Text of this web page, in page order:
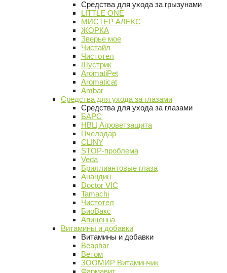
Средства для ухода за грызунами
LITTLE ONE
МИСТЕР АЛЕКС
ЖОРКА
Зверье мое
Чистайл
Чистотел
Шустрик
AromatiPet
Aromaticat
Ambar
Средства для ухода за глазами
Средства для ухода за глазами
БАРС
НВЦ Агроветзащита
Пчелодар
CLINY
STOP-проблема
Veda
Бриллиантовые глаза
Анандин
Doctor VIC
Tamachi
Чистотел
БиоВакс
Апиценна
Витамины и добавки
Витамины и добавки
Beaphar
Ветом
ЗООМИР Витаминчик
Фармавит